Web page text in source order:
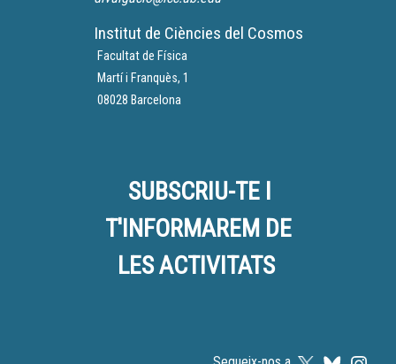
Institut de Ciències del Cosmos
Facultat de Física
Martí i Franquès, 1
08028 Barcelona
SUBSCRIU-TE I
T'INFORMAREM DE
LES ACTIVITATS